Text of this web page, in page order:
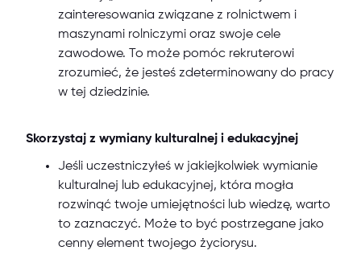
zainteresowania związane z rolnictwem i
maszynami rolniczymi oraz swoje cele
zawodowe. To może pomóc rekruterowi
zrozumieć, że jesteś zdeterminowany do pracy
w tej dziedzinie.
Skorzystaj z wymiany kulturalnej i edukacyjnej
Jeśli uczestniczyłeś w jakiejkolwiek wymianie
kulturalnej lub edukacyjnej, która mogła
rozwinąć twoje umiejętności lub wiedzę, warto
to zaznaczyć. Może to być postrzegane jako
cenny element twojego życiorysu.